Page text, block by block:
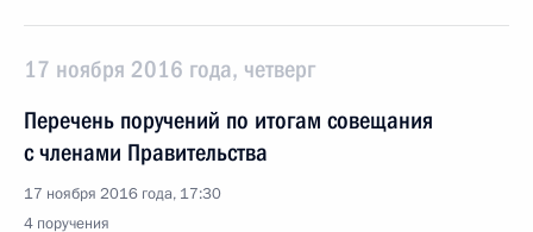
17 ноября 2016 года, четверг
Перечень поручений по итогам совещания
с членами Правительства
17 ноября 2016 года, 17:30
4 поручения